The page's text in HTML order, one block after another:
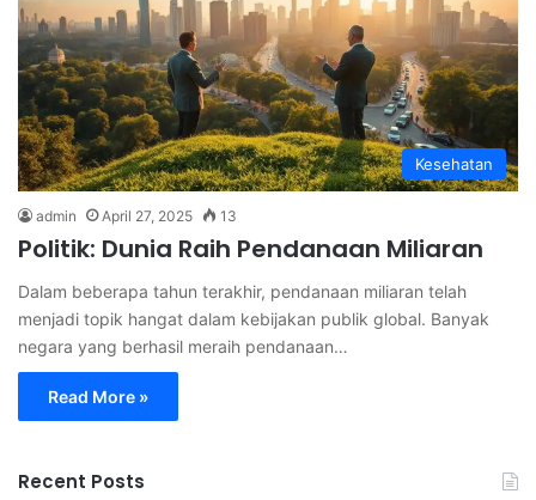
Kesehatan
admin April 27, 2025 13
Politik: Dunia Raih Pendanaan Miliaran
Dalam beberapa tahun terakhir, pendanaan miliaran telah
menjadi topik hangat dalam kebijakan publik global. Banyak
negara yang berhasil meraih pendanaan…
Read More »
Recent Posts